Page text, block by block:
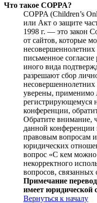
Что такое COPPA?
COPPA (Children’s
или Акт о защите
1998 г. — это закон
от сайтов, которые
несовершеннолетних
письменное
иного вида
разрешают сбор
уверены, применимо
регистрирующемуся
конференции,
Обратите внимание,
данной конференции
правовым вопросам и
юридических
вопрос «С кем можно
некорректного
вопросов, связанных
Примечание
имеет юридической
Вернуться к началу